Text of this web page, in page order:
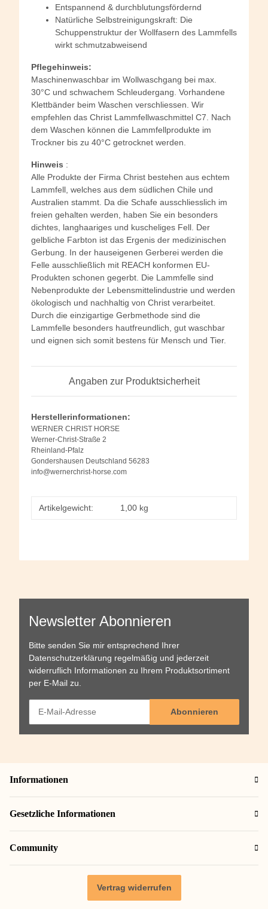
Entspannend & durchblutungsfördernd
Natürliche Selbstreinigungskraft: Die
Schuppenstruktur der Wollfasern des Lammfells
wirkt schmutzabweisend
Pflegehinweis:
Maschinenwaschbar im Wollwaschgang bei max.
30°C und schwachem Schleudergang. Vorhandene
Klettbänder beim Waschen verschliessen. Wir
empfehlen das Christ Lammfellwaschmittel C7. Nach
dem Waschen können die Lammfellprodukte im
Trockner bis zu 40°C getrocknet werden.
Hinweis :
Alle Produkte der Firma Christ bestehen aus echtem
Lammfell, welches aus dem südlichen Chile und
Australien stammt. Da die Schafe ausschliesslich im
freien gehalten werden, haben Sie ein besonders
dichtes, langhaariges und kuscheliges Fell. Der
gelbliche Farbton ist das Ergenis der medizinischen
Gerbung. In der hauseigenen Gerberei werden die
Felle ausschließlich mit REACH konformen EU-
Produkten schonen gegerbt. Die Lammfelle sind
Nebenprodukte der Lebensmittelindustrie und werden
ökologisch und nachhaltig von Christ verarbeitet.
Durch die einzigartige Gerbmethode sind die
Lammfelle besonders hautfreundlich, gut waschbar
und eignen sich somit bestens für Mensch und Tier.
Angaben zur Produktsicherheit
Herstellerinformationen:
WERNER CHRIST HORSE
Werner-Christ-Straße 2
Rheinland-Pfalz
Gondershausen Deutschland 56283
info@wernerchrist-horse.com
Artikelgewicht: 1,00 kg
Newsletter Abonnieren
Bitte senden Sie mir entsprechend Ihrer
Datenschutzerklärung regelmäßig und jederzeit
widerruflich Informationen zu Ihrem Produktsortiment
per E-Mail zu.
Abonnieren
Informationen
Gesetzliche Informationen
Community
Vertrag widerrufen